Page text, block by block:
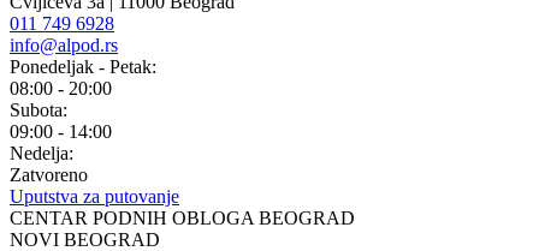
011 749 6928
info@alpod.rs
Ponedeljak - Petak:
08:00 - 20:00
Subota:
09:00 - 14:00
Nedelja:
Zatvoreno
Uputstva za putovanje
CENTAR PODNIH OBLOGA BEOGRAD
NOVI BEOGRAD